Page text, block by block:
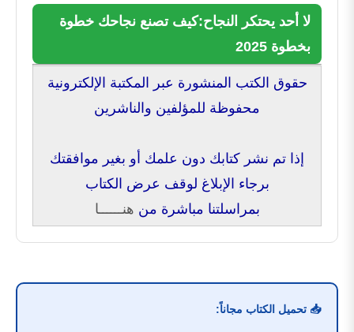
لا أحد يحتكر النجاح:كيف تصنع نجاحك خطوة
بخطوة 2025
حقوق الكتب المنشورة عبر المكتبة الإلكترونية
محفوظة للمؤلفين والناشرين
إذا تم نشر كتابك دون علمك أو بغير موافقتك
برجاء الإبلاغ لوقف عرض الكتاب
بمراسلتنا مباشرة من هنــــــا
📥 تحميل الكتاب مجاناً: